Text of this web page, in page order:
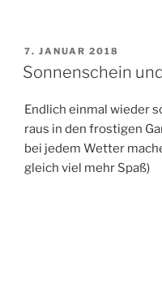
VERÖFFENTLICHT
AM
7. JANUAR 2018
Sonnenschein
Endlich einmal wieder
raus in den frostigen
bei jedem Wetter
gleich viel mehr Spaß)